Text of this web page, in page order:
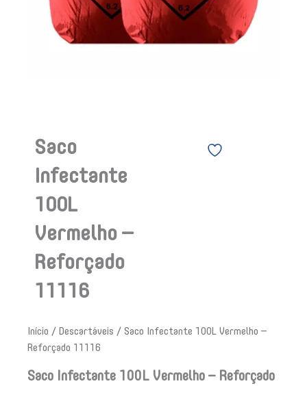
Saco
Infectante
100L
Vermelho –
Reforçado
11116
Início / Descartáveis / Saco Infectante 100L Vermelho –
Reforçado 11116
Saco Infectante 100L Vermelho – Reforçado